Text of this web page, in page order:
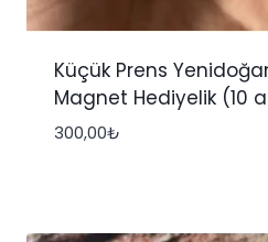
Küçük Prens
Magnet Hediyelik (10
300,00₺